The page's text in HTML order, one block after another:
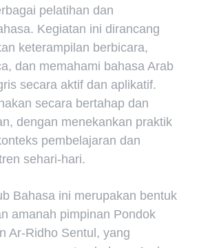
pelatihan dan
Kegiatan ini dirancang
keterampilan berbicara,
dan memahami bahasa Arab
secara aktif dan aplikatif.
secara bertahap dan
dengan menekankan praktik
pembelajaran dan
sehari-hari.
Bahasa ini merupakan bentuk
amanah pimpinan Pondok
Ar-Ridho Sentul, yang